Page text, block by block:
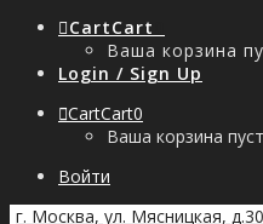
CartCart
Ваша корзина
Login / Sign Up
CartCart0
Ваша корзина
Войти
г. Москва, ул. Мясницкая,